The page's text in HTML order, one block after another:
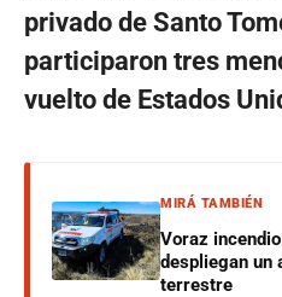
privado de Santo
participaron tres
vuelto de Estados
MIRÁ TAMBIÉN
Voraz
despliegan un
terrestre